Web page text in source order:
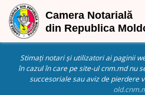
Stimați notari și utilizatori ai paginii
în cazul în care pe site-ul cnm.md nu
succesoriale sau aviz de pierdere